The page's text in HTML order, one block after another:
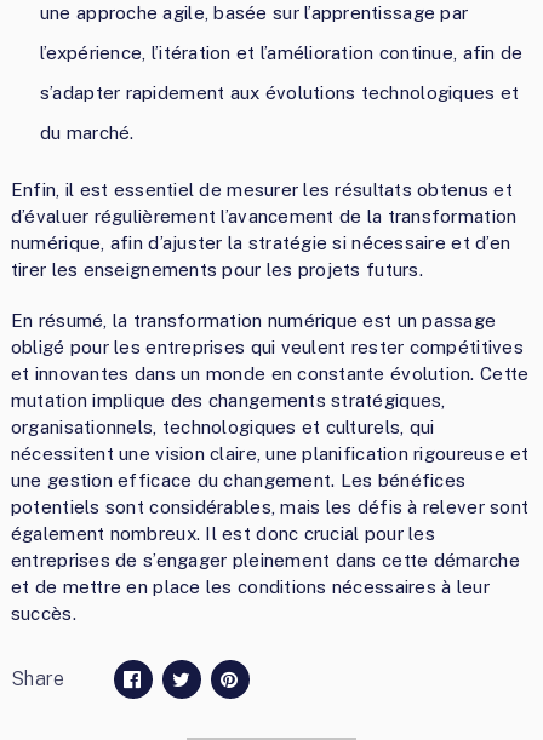
une approche agile, basée sur l’apprentissage par
l’expérience, l’itération et l’amélioration continue, afin de
s’adapter rapidement aux évolutions technologiques et
du marché.
Enfin, il est essentiel de mesurer les résultats obtenus et
d’évaluer régulièrement l’avancement de la transformation
numérique, afin d’ajuster la stratégie si nécessaire et d’en
tirer les enseignements pour les projets futurs.
En résumé, la transformation numérique est un passage
obligé pour les entreprises qui veulent rester compétitives
et innovantes dans un monde en constante évolution. Cette
mutation implique des changements stratégiques,
organisationnels, technologiques et culturels, qui
nécessitent une vision claire, une planification rigoureuse et
une gestion efficace du changement. Les bénéfices
potentiels sont considérables, mais les défis à relever sont
également nombreux. Il est donc crucial pour les
entreprises de s’engager pleinement dans cette démarche
et de mettre en place les conditions nécessaires à leur
succès.
Share